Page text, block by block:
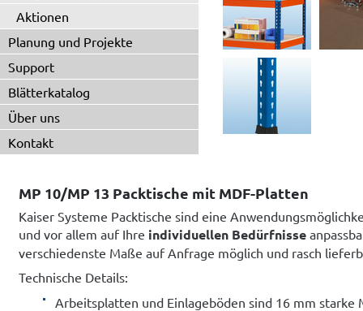
Aktionen
Planung und Projekte
Support
Blätterkatalog
Über uns
Kontakt
MP 10/MP 13 Packtische mit MDF-Platten
Kaiser Systeme Packtische sind eine
und vor allem auf Ihre individuellen Bedürfnisse
verschiedenste Maße auf Anfrage möglich und rasch
Technische Details:
Arbeitsplatten und Einlageböden sind 16 mm